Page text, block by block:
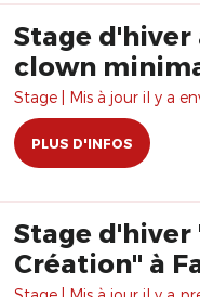
Stage d'hiver
clown
Stage | Mis à jour il y a
PLUS D'INFOS
Stage d'hiver
Création" à